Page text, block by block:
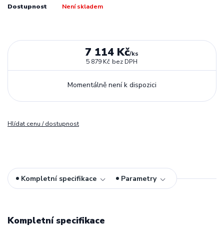
Dostupnost Není skladem
7 114 Kč/ks
5 879 Kč bez DPH
Momentálně není k dispozici
Hlídat cenu / dostupnost
Kompletní specifikace Parametry
Kompletní specifikace